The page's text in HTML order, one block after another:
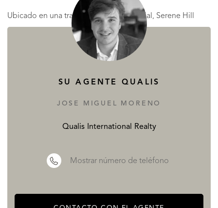
Ubicado en una tranquila zona residencial, Serene Hill
ofrece el equilibrio perfecto entre privacidad y
comodidad. La emblemática Playa de Burriana, el centro
esenciales se encuentran a tan solo unos minutos.
Además, gracias a su excelente conexión con la autovía, la
ciudad de Málaga, el Aeropuerto de Málaga-Costa del Sol
alcanzarse en menos de una hora.
adquirir una vivienda de lujo de diseño contemporáneo
SU AGENTE QUALIS
JOSE MIGUEL MORENO
Qualis International Realty
Mostrar número de teléfono